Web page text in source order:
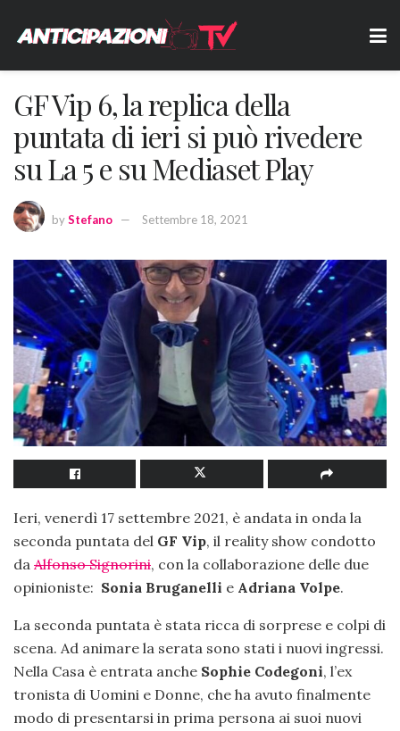
GF Vip 6, la replica della
puntata di ieri si può rivedere
su La 5 e su Mediaset Play
byStefano Settembre 18, 2021
Ieri, venerdì 17 settembre 2021, è andata in onda la
seconda puntata del GF Vip, il reality show condotto
da Alfonso Signorini, con la collaborazione delle due
opinioniste: Sonia Bruganelli e Adriana Volpe.
La seconda puntata è stata ricca di sorprese e colpi di
scena. Ad animare la serata sono stati i nuovi ingressi.
Nella Casa è entrata anche Sophie Codegoni, l’ex
tronista di Uomini e Donne, che ha avuto finalmente
modo di presentarsi in prima persona ai suoi nuovi